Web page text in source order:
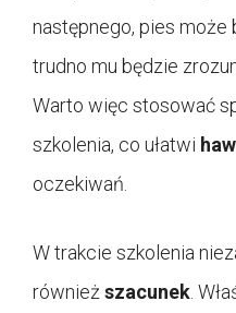
następnego, pies
trudno mu będzie
Warto więc stosować
szkolenia, co ułatwi
oczekiwań.
W trakcie szkolenia
również szacunek .